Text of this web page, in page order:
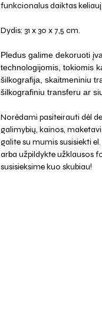
funkcionalus daiktas
Dydis: 31 x 30 x 7,5 cm.
Pledus galime dekoruoti
technologijomis, tokiomis
šilkografija, skaitmeniniu
šilkografiniu transferu ar
Norėdami pasiteirauti dėl
galimybių, kainos,
galite su mumis susisiekti
arba užpildykte užklausos
susisieksime kuo skubiau!